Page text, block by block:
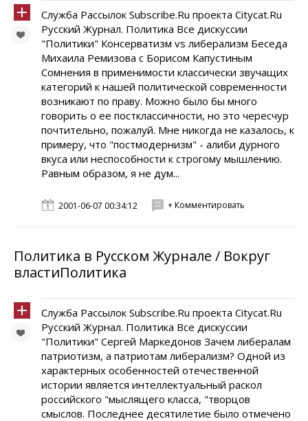
Служба Рассылок Subscribe.Ru проекта Citycat.Ru
Русский Журнал. Политика Все дискуссии
"Политики" Консерватизм vs либерализм Беседа
Михаила Ремизова с Борисом Капустиным
Сомнения в применимости классически звучащих
категорий к нашей политической современности
возникают по праву. Можно было бы много
говорить о ее постклассичности, но это чересчур
почтительно, пожалуй. Мне никогда не казалось, к
примеру, что "постмодернизм" - алиби дурного
вкуса или неспособности к строгому мышлению.
Равным образом, я не дум...
2001-06-07 00:34:12 + Комментировать
Политика в Русском Журнале / Вокруг
властиПолитика
Служба Рассылок Subscribe.Ru проекта Citycat.Ru
Русский Журнал. Политика Все дискуссии
"Политики" Сергей Маркедонов Зачем либералам
патриотизм, а патриотам либерализм? Одной из
характерных особенностей отечественной
истории является интеллектуальный раскол
российского "мыслящего класса, "творцов
смыслов. Последнее десятилетие было отмечено